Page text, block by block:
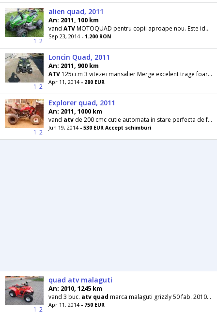
1 2
alien quad, 2011
An: 2011, 100 km
vand ATVMOTOQUAD pentru copii aproape nou. Este ideal pentru copii pana in 10 ani sau 70kg
Sep 23, 2014 - 1.200 RON
1 2
Loncin Quad, 2011
An: 2011, 900 km
ATV 125ccm 3 viteze+mansalier Merge excelent trage foarte bine frane bune viteza max 80km\h
Apr 11, 2014 - 280 EUR
1 2
Explorer quad, 2011
An: 2011, 1000 km
vand atv de 200 cmc cutie automata in stare perfecta de functionare pornire la pedala si la automat
Jun 19, 2014 - 530 EUR Accept schimburi
1 2
quad atv malaguti
An: 2010, 1245 km
vand 3 buc. atv quad marca malaguti grizzly 50 fab. 2010 750 eur. kymco kxr 50 fab. 2012 rac
Apr 11, 2014 - 750 EUR